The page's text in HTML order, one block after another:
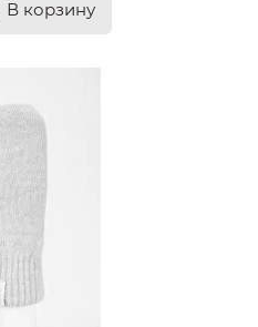
В корзину